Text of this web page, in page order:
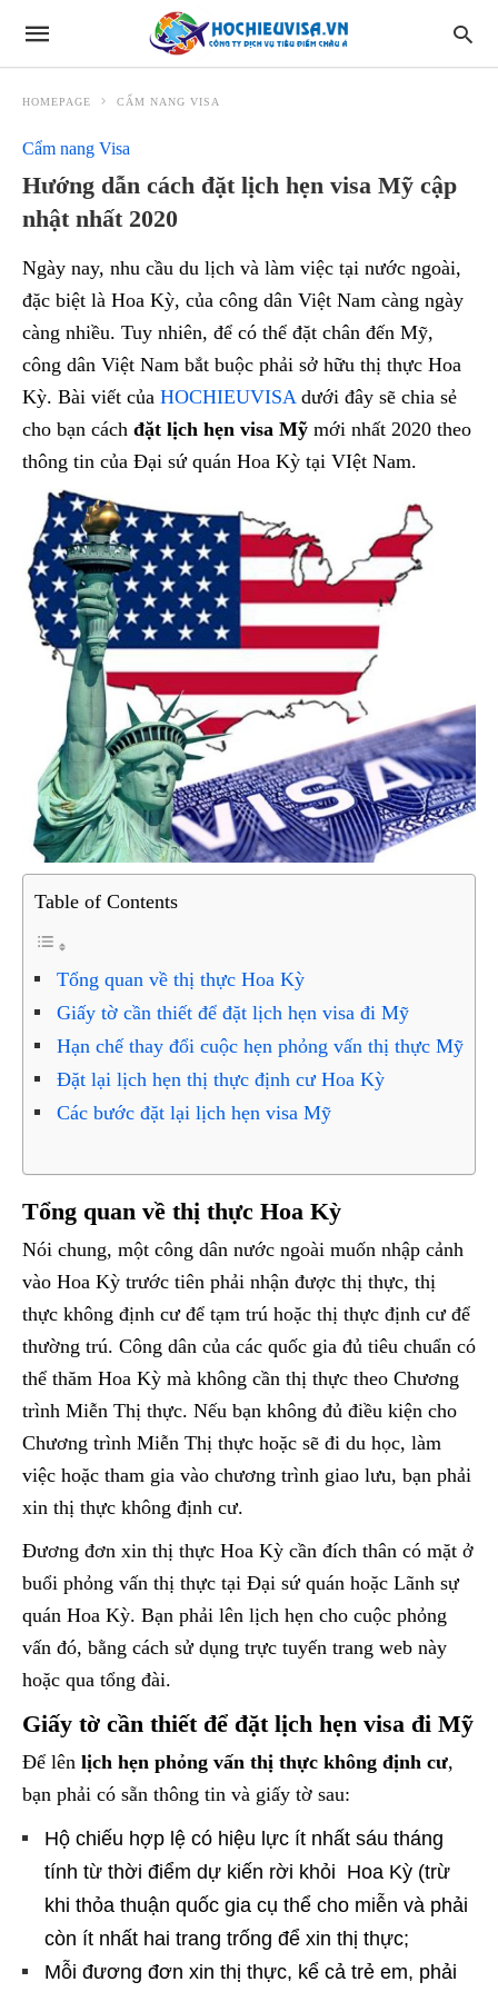
HOMEPAGE CẨM NANG VISA
Cẩm nang Visa
Hướng dẫn cách đặt lịch hẹn visa Mỹ cập
nhật nhất 2020
Ngày nay, nhu cầu du lịch và làm việc tại nước ngoài,
đặc biệt là Hoa Kỳ, của công dân Việt Nam càng ngày
càng nhiều. Tuy nhiên, để có thể đặt chân đến Mỹ,
công dân Việt Nam bắt buộc phải sở hữu thị thực Hoa
Kỳ. Bài viết của HOCHIEUVISAdưới đây sẽ chia sẻ
cho bạn cách đặt lịch hẹn visa Mỹ mới nhất 2020 theo
thông tin của Đại sứ quán Hoa Kỳ tại VIệt Nam.
Table of Contents
Tổng quan về thị thực Hoa Kỳ
Giấy tờ cần thiết để đặt lịch hẹn visa đi Mỹ
Hạn chế thay đổi cuộc hẹn phỏng vấn thị thực Mỹ
Đặt lại lịch hẹn thị thực định cư Hoa Kỳ
Các bước đặt lại lịch hẹn visa Mỹ
Tổng quan về thị thực Hoa Kỳ
Nói chung, một công dân nước ngoài muốn nhập cảnh
vào Hoa Kỳ trước tiên phải nhận được thị thực, thị
thực không định cư để tạm trú hoặc thị thực định cư để
thường trú. Công dân của các quốc gia đủ tiêu chuẩn có
thể thăm Hoa Kỳ mà không cần thị thực theo Chương
trình Miễn Thị thực. Nếu bạn không đủ điều kiện cho
Chương trình Miễn Thị thực hoặc sẽ đi du học, làm
việc hoặc tham gia vào chương trình giao lưu, bạn phải
xin thị thực không định cư.
Đương đơn xin thị thực Hoa Kỳ cần đích thân có mặt ở
buổi phỏng vấn thị thực tại Đại sứ quán hoặc Lãnh sự
quán Hoa Kỳ. Bạn phải lên lịch hẹn cho cuộc phỏng
vấn đó, bằng cách sử dụng trực tuyến trang web này
hoặc qua tổng đài.
Giấy tờ cần thiết để đặt lịch hẹn visa đi Mỹ
Để lên lịch hẹn phỏng vấn thị thực không định cư,
bạn phải có sẵn thông tin và giấy tờ sau:
Hộ chiếu hợp lệ có hiệu lực ít nhất sáu tháng
tính từ thời điểm dự kiến rời khỏi Hoa Kỳ (trừ
khi thỏa thuận quốc gia cụ thể cho miễn và phải
còn ít nhất hai trang trống để xin thị thực;
Mỗi đương đơn xin thị thực, kể cả trẻ em, phải